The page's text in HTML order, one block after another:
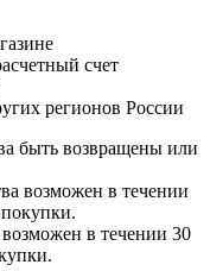
счет
регионов России
быть возвращены или
возможен в течении
в течении 30